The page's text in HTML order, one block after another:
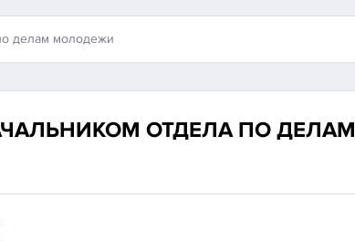
делам молодежи
ОТДЕЛА ПО ДЕЛАМ